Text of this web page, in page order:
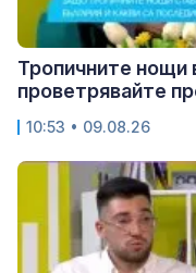
Тропичните нощи
проветрявайте
10:53 • 09.08.26